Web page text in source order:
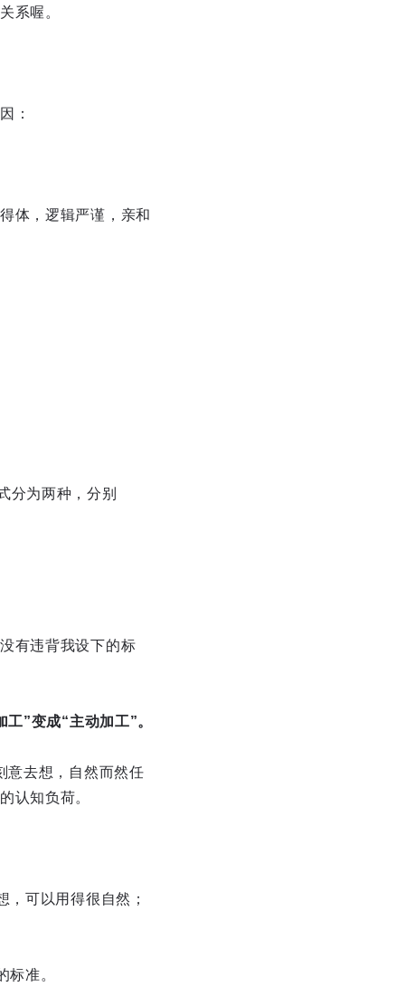
系喔。
：
体，逻辑严谨，亲和
分为两种，分别
有违背我设下的标
”变成“主动加工”。
去想，自然而然任
认知负荷。
，可以用得很自然；
标准。